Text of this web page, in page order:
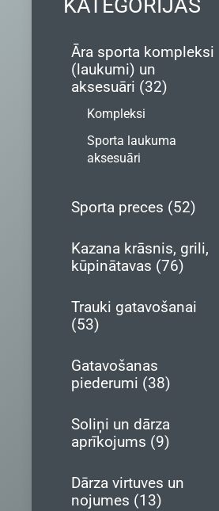
KATEGORIJAS
Āra sporta kompleksi
(laukumi) un
aksesuāri (32)
Kompleksi
Sporta laukuma
aksesuāri
Sporta preces (52)
Kazana krāsnis, grili,
kūpinātavas (76)
Trauki gatavošanai
(53)
Gatavošanas
piederumi (38)
Soliņi un dārza
aprīkojums (9)
Dārza virtuves un
nojumes (13)